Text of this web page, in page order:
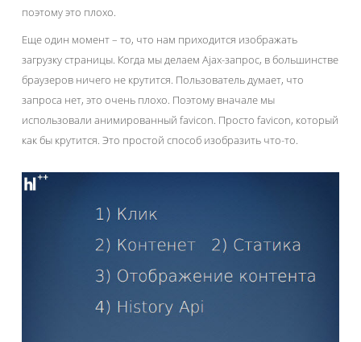
поэтому это плохо.
Еще один момент – то, что нам приходится изображать
загрузку страницы. Когда мы делаем Ajax-запрос, в большинстве
браузеров ничего не крутится. Пользователь думает, что
запроса нет, это очень плохо. Поэтому вначале мы
использовали анимированный favicon. Просто favicon, который
как бы крутится. Это простой способ изобразить что-то.